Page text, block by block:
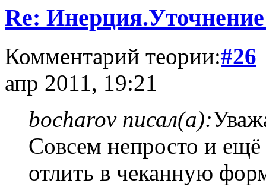
Re:
Комментарий теории:#26
апр 2011, 19:21
bocharov писал(а):
Совсем непросто и ещё
отлить в чеканную